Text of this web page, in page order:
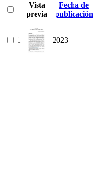
Vista
previa
Fecha de
publicación
1 2023